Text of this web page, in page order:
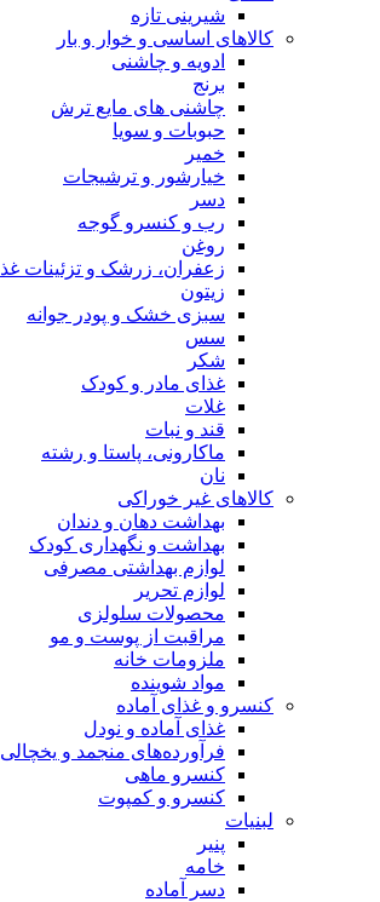
شیرینی تازه
کالاهای اساسی و خوار و بار
ادویه و چاشنی
برنج
چاشنی های مایع ترش
حبوبات و سویا
خمیر
خیارشور و ترشیجات
دسر
رب و کنسرو گوجه
روغن
زعفران، زرشک و تزئینات غذا
زیتون
سبزی خشک و پودر جوانه
سس
شکر
غذای مادر و کودک
غلات
قند و نبات
ماکارونی، پاستا و رشته
نان
کالاهای غیر خوراکی
بهداشت دهان و دندان
بهداشت و نگهداری کودک
لوازم بهداشتی مصرفی
لوازم تحریر
محصولات سلولزی
مراقبت از پوست و مو
ملزومات خانه
مواد شوینده
کنسرو و غذای آماده
غذای آماده و نودل
فرآورده‌های منجمد و یخچالی
کنسرو ماهی
کنسرو و کمپوت
لبنیات
پنیر
خامه
دسر آماده